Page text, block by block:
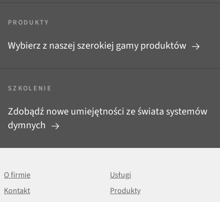
PRODUKTY
Wybierz z naszej szerokiej gamy produktów
SZKOLENIE
Zdobądź nowe umiejętności ze świata systemów
dymnych
O firmie
Usługi
Kontakt
Produkty